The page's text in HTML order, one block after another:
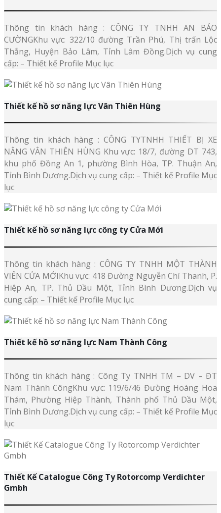
Thông tin khách hàng : CÔNG TY TNHH AN BẢO
CƯỜNGKhu vực: 322/10 đường Trần Phú, Thị trấn Lộc
Thắng, Huyện Bảo Lâm, Tỉnh Lâm Đồng.Dịch vụ cung
cấp: – Thiết kế Profile Mục lục
Thiết kế hồ sơ năng lực Vân Thiên Hùng
Thông tin khách hàng : CÔNG TYTNHH THIẾT BỊ XE
NÂNG VÂN THIÊN HÙNG Khu vực: 18/7, đường DT 743,
khu phố Đồng An 1, phường Bình Hòa, TP. Thuận An,
Tỉnh Bình Dương.Dịch vụ cung cấp: – Thiết kế Profile Mục
lục
Thiết kế hồ sơ năng lực công ty Cửa Mới
Thông tin khách hàng : CÔNG TY TNHH MỘT THÀNH
VIÊN CỬA MỚIKhu vực: 418 Đường Nguyễn Chí Thanh, P.
Hiệp An, TP. Thủ Dầu Một, Tỉnh Bình Dương.Dịch vụ
cung cấp: – Thiết kế Profile Mục lục
Thiết kế hồ sơ năng lực Nam Thành Công
Thông tin khách hàng : Công Ty TNHH TM – DV – ĐT
Nam Thành CôngKhu vực: 119/6/46 Đường Hoàng Hoa
Thám, Phường Hiệp Thành, Thành phố Thủ Dầu Một,
Tỉnh Bình Dương.Dịch vụ cung cấp: – Thiết kế Profile Mục
lục
Thiết Kế Catalogue Công Ty Rotorcomp Verdichter
Gmbh